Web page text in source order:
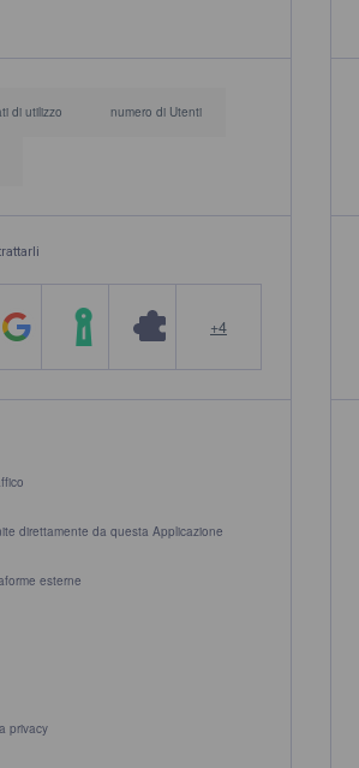
di utilizzo numero di Utenti
+4
direttamente da questa Applicazione
esterne
privacy